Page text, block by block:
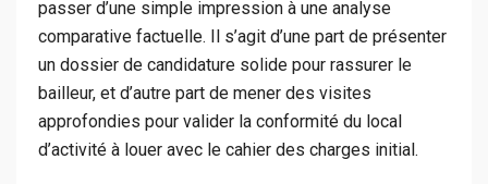
passer d’une simple impression à une analyse
comparative factuelle. Il s’agit d’une part de présenter
un dossier de candidature solide pour rassurer le
bailleur, et d’autre part de mener des visites
approfondies pour valider la conformité du local
d’activité à louer avec le cahier des charges initial.